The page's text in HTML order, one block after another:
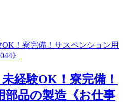
経験OK！寮完備！
品の製造《お仕事